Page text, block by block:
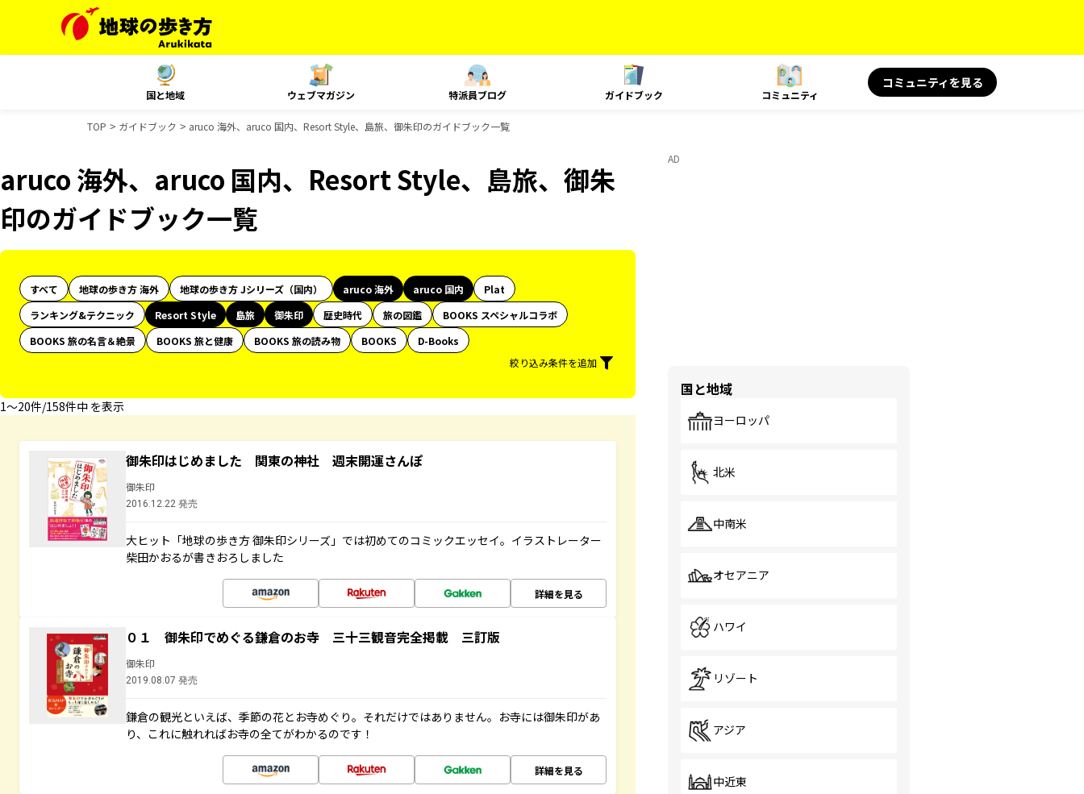
国と地域 ウェブマガジン 特派員ブログ ガイドブック コミュニティ
コミュニティを見る
TOP ガイドブック aruco 海外、aruco 国内、Resort Style、島旅、御朱印のガイドブック一覧
aruco 海外、aruco 国内、Resort Style、島旅、御朱
印のガイドブック一覧
すべて 地球の歩き方 海外 地球の歩き方 Jシリーズ（国内） aruco 海外 aruco 国内
Plat
ランキング&テクニック
Resort Style 島旅 御朱印 歴史時代 旅の図鑑
BOOKS スペシャルコラボ
BOOKS 旅の名言＆絶景
BOOKS 旅と健康 BOOKS 旅の読み物 BOOKS
D-Books
絞り込み条件を追加
1〜20件/158件中 を表示
御朱印はじめました 関東の神社 週末開運さんぽ
御朱印
2016.12.22 発売
大ヒット「地球の歩き方 御朱印シリーズ」では初めてのコミックエッセイ。イラストレーター
柴田かおるが書きおろしました
詳細を見る
０１ 御朱印でめぐる鎌倉のお寺 三十三観音完全掲載 三訂版
御朱印
2019.08.07 発売
鎌倉の観光といえば、季節の花とお寺めぐり。それだけではありません。お寺には御朱印があ
り、これに触れればお寺の全てがわかるのです！
詳細を見る
AD
国と地域
ヨーロッパ
北米
中南米
オセアニア
ハワイ
リゾート
アジア
中近東